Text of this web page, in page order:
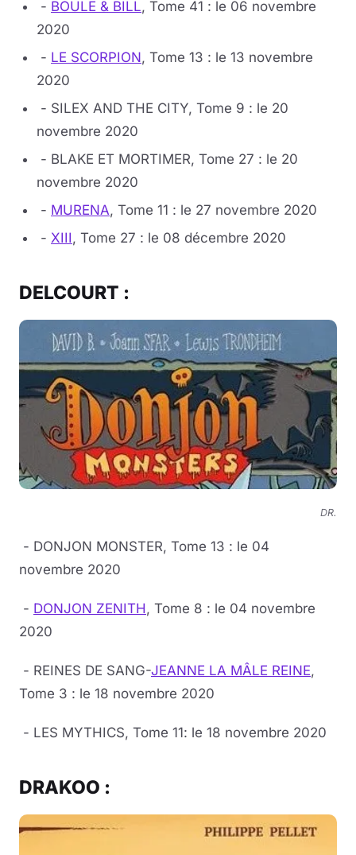
- BOULE & BILL, Tome 41 : le 06 novembre
2020
- LE SCORPION, Tome 13 : le 13 novembre
2020
- SILEX AND THE CITY, Tome 9 : le 20
novembre 2020
- BLAKE ET MORTIMER, Tome 27 : le 20
novembre 2020
- MURENA, Tome 11 : le 27 novembre 2020
- XIII , Tome 27 : le 08 décembre 2020
DELCOURT :
DR.
- DONJON MONSTER, Tome 13 : le 04
novembre 2020
- DONJON ZENITH, Tome 8 : le 04 novembre
2020
- REINES DE SANG-JEANNE LA MÂLE REINE,
Tome 3 : le 18 novembre 2020
- LES MYTHICS, Tome 11: le 18 novembre 2020
DRAKOO :